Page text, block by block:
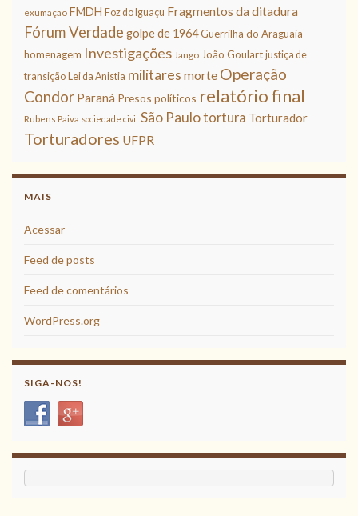
exumação FMDH Foz do Iguaçu Fragmentos da ditadura
Fórum Verdade golpe de 1964Guerrilha do Araguaia
homenagem Investigações Jango João Goulart justiça de
transição
Lei da Anistia militares morte Operação
Condor Paraná Presos políticos relatório final
Rubens Paiva sociedade civil São Paulotortura Torturador
Torturadores UFPR
MAIS
Acessar
Feed de posts
Feed de comentários
WordPress.org
SIGA-NOS!